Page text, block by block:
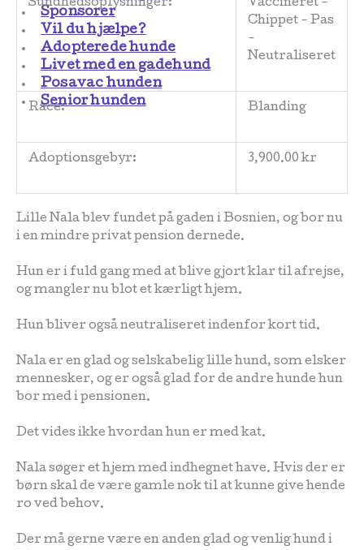
Sponsorer
Vil du hjælpe?
Adopterede hunde
Livet med en gadehund
Posavac hunden
Senior hunden
Sundhedsoplysninger:
Vaccineret -
Chippet - Pas
-
Neutraliseret
Race: Blanding
Adoptionsgebyr: 3,900.00 kr
Lille Nala blev fundet på gaden i Bosnien, og bor nu
i en mindre privat pension dernede.
Hun er i fuld gang med at blive gjort klar til afrejse,
og mangler nu blot et kærligt hjem.
Hun bliver også neutraliseret indenfor kort tid.
Nala er en glad og selskabelig lille hund, som elsker
mennesker, og er også glad for de andre hunde hun
bor med i pensionen.
Det vides ikke hvordan hun er med kat.
Nala søger et hjem med indhegnet have. Hvis der er
børn skal de være gamle nok til at kunne give hende
ro ved behov.
Der må gerne være en anden glad og venlig hund i